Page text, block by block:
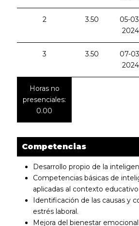
2 3.50
05-
2024
3 3.50
07-
2024
Horas no
presenciales:
0.00
Competencias
Desarrollo propio de la
Competencias básicas de
aplicadas al contexto
Identificación de las causas y
estrés laboral.
Mejora del bienestar